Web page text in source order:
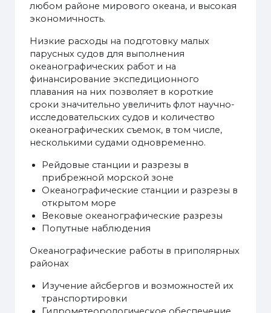
любом районе мирового океана, и высокая
экономичность.
Низкие расходы на подготовку малых
парусных судов для выполнения
океанографических работ и на
финансирование экспедиционного
плавания на них позволяет в короткие
сроки значительно увеличить флот научно-
исследовательских судов и количество
океанографических съемок, в том числе,
несколькими судами одновременно.
Рейдовые станции и разрезы в
прибрежной морской зоне
Океанографические станции и разрезы в
открытом море
Вековые океанографические разрезы
Попутные наблюдения
Океанографические работы в приполярных
районах
Изучение айсбергов и возможностей их
транспортировки